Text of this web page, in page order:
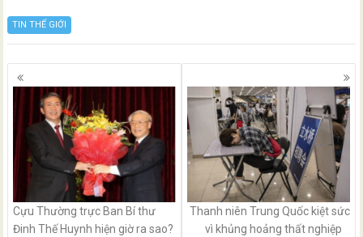
TIN THẾ GIỚI
Posts
navigation
Cựu Thường trực Ban Bí thư
Đinh Thế Huynh hiện giờ ra sao?
Thanh niên Trung Quốc kiệt sức
vì khủng hoảng thất nghiệp